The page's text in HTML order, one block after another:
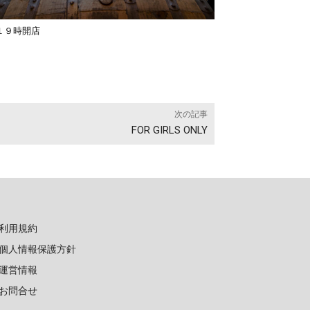
９時開店
次の記事
FOR GIRLS ONLY
用規約
人情報保護方針
営情報
問合せ